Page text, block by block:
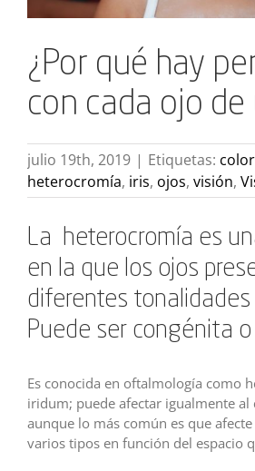
¿Por qué hay
con cada ojo de
julio 19th, 2019 | Etiquetas: color
heterocromía, iris, ojos, visión,
La heterocromía es
en la que los ojos
diferentes tonalidades
Puede ser congénita
Es conocida en oftalmología como
iridum; puede afectar igualmente al
aunque lo más común es que
varios tipos en función del espacio